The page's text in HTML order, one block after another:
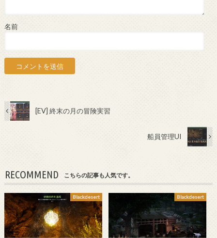
名前
[EV] 終末の月の冒険実習
船員管理UI
RECOMMEND こちらの記事も人気です。
Blackdesert Blackdesert